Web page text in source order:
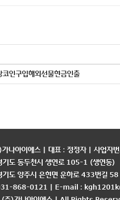
가나아이에스 | 대표 : 정정자 | 사업
기도 동두천시 생연로 105-1 (생연동)
기도 양주시 은현면 운하로 433번길 58
868-0121 | E-mail :